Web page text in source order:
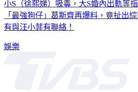
小S（徐熙娣）吸毒，大S婚內出軌等
「最強狗仔」葛斯齊再爆料，竟扯出
有與汪小菲有聯絡！
娛樂